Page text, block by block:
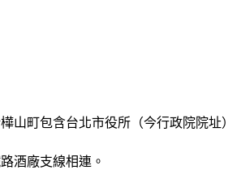
山町包含台北市役所（今行政院院址
酒廠支線相連。